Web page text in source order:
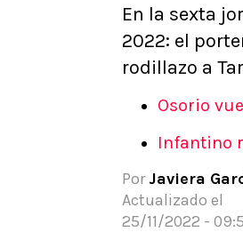
Supercopa
Pronósticos
Apuesta del día
En la sexta
2022: el
rodillazo a
Osorio
Infantino
Por Javiera
Actualizado el
25/11/2022 -